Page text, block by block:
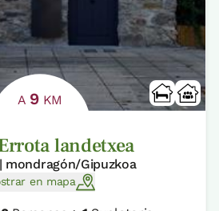
A 9 KM
landetxea
mondragón/Gipuzkoa
en mapa